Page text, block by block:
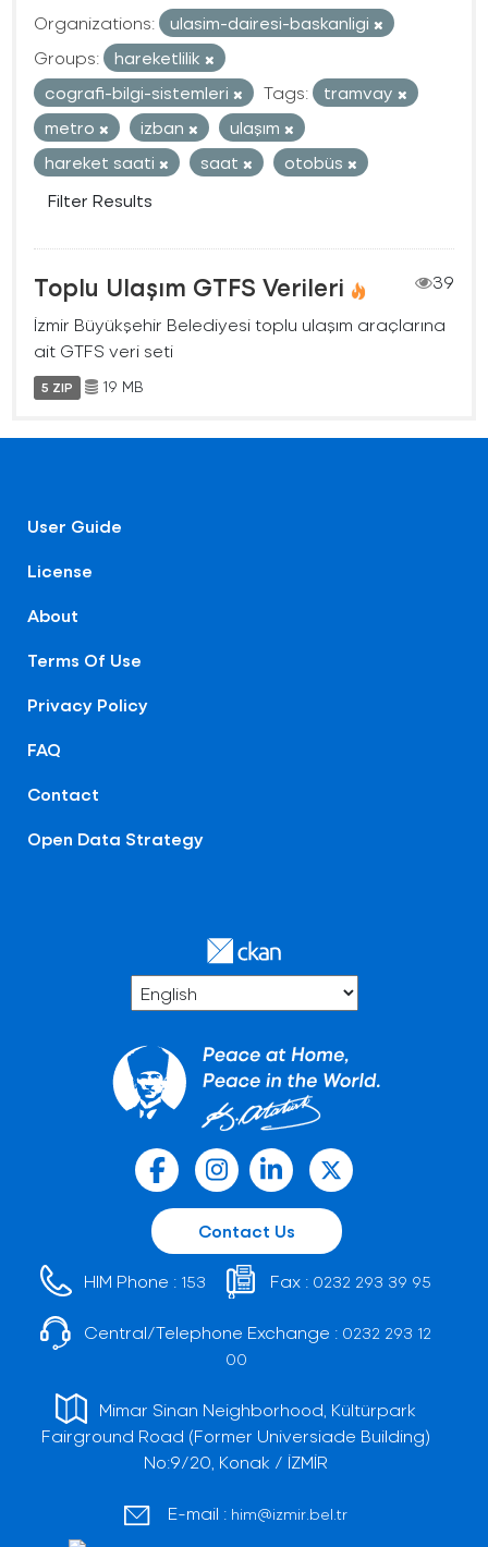
Organizations:
ulasim-dairesi-baskanligi
Groups:
hareketlilik
cografi-bilgi-sistemleri
Tags:
tramvay
metro
izban
ulaşım
hareket saati
saat
otobüs
Filter Results
Toplu Ulaşım GTFS Verileri
39
İzmir Büyükşehir Belediyesi toplu ulaşım araçlarına
ait GTFS veri seti
5 ZIP 19 MB
User Guide
License
About
Terms Of Use
Privacy Policy
FAQ
Contact
Open Data Strategy
Contact Us
HIM Phone : 153 Fax : 0232 293 39 95
Central/Telephone Exchange : 0232 293 12
00
Mimar Sinan Neighborhood, Kültürpark
Fairground Road (Former Universiade Building)
No:9/20, Konak / İZMİR
E-mail : him@izmir.bel.tr